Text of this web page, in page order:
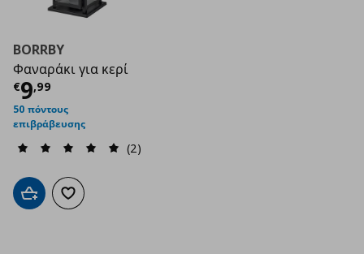
BORRBY
Φαναράκι για κερί
€9,99
Τρέχουσα τιμή
50 πόντους
επιβράβευσης
(2)
Προσθήκη στο καλάθι
Προσθήκη στα αγαπημένα